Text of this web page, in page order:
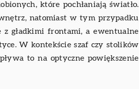
które pochłaniają światło.
natomiast w tym przypadku
gładkimi frontami, a ewentualne
W kontekście szaf czy stolików
to na optyczne powiększenie